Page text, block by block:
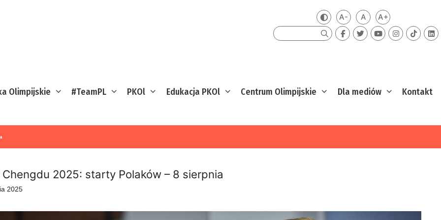
Zmień kontrast
A-Mniejsza czcionka
ADomyślna czcionka
A+Większa
Szukaj
Olimpijskie #TeamPL PKOl Edukacja PKOl Centrum Olimpijskie Dla mediów Kontakt
Chengdu 2025: starty Polaków – 8 sierpnia
2025